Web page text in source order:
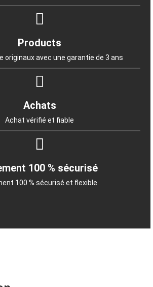
Products
originaux avec une garantie de 3 ans
Achats
Achat vérifié et fiable
100 % sécurisé
100 % sécurisé et flexible